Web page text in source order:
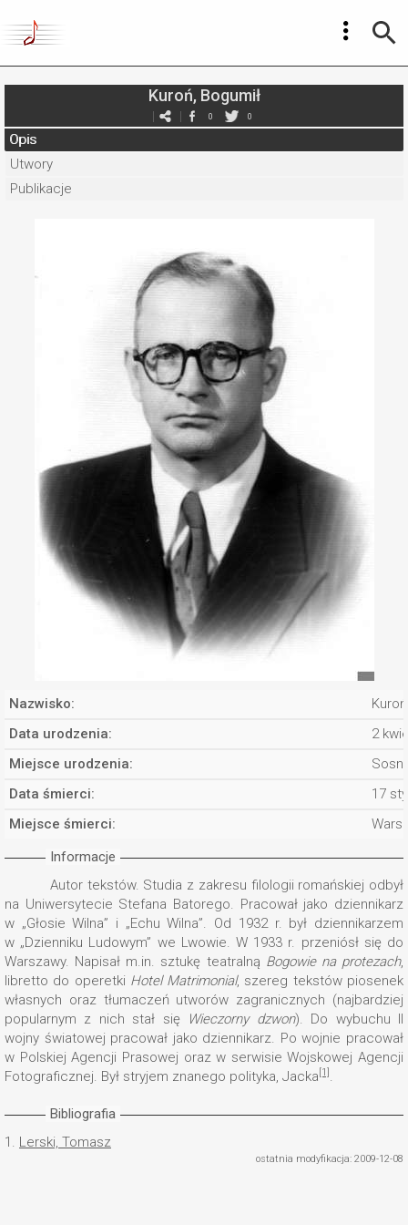
Kuroń, Bogumił
0 0
Opis
Utwory
Publikacje
Nazwisko:
Data urodzenia:
2
Miejsce urodzenia:
Data śmierci:
17
Miejsce śmierci:
Informacje
Autor tekstów. Studia z zakresu filologii romańskiej odbył
na Uniwersytecie Stefana Batorego. Pracował jako dziennikarz
w „Głosie Wilna” i „Echu Wilna”. Od 1932 r. był dziennikarzem
w „Dzienniku Ludowym” we Lwowie. W 1933 r. przeniósł się do
Warszawy. Napisał m.in. sztukę teatralną Bogowie na protezach,
libretto do operetki Hotel Matrimonial, szereg tekstów piosenek
własnych oraz tłumaczeń utworów zagranicznych (najbardziej
popularnym z nich stał się
Wieczorny dzwon). Do wybuchu II
wojny światowej pracował jako dziennikarz. Po wojnie pracował
w Polskiej Agencji Prasowej oraz w serwisie Wojskowej Agencji
Fotograficznej. Był stryjem znanego polityka, Jacka [1] .
Bibliografia
1. Lerski, Tomasz
ostatnia modyfikacja: 2009-12-08